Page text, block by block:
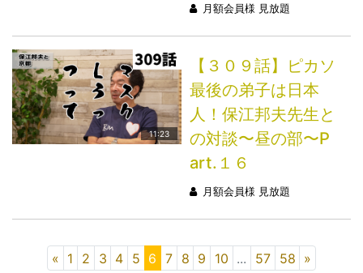
月額会員様 見放題
11:23
【３０９話】ピカソ
最後の弟子は日本
人！保江邦夫先生と
の対談〜昼の部〜P
art.１６
月額会員様 見放題
« 1 2 3 4 5 6 7 8 9 10 ... 57 58 »